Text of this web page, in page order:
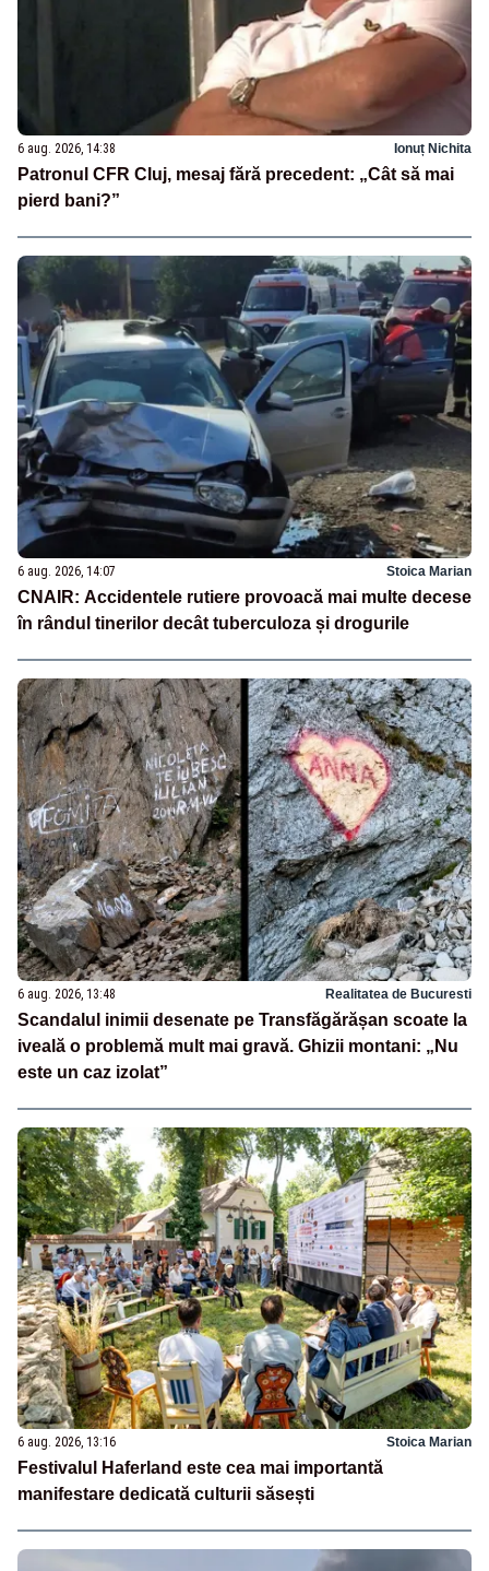
6 aug. 2026, 14:38 Ionuț Nichita
Patronul CFR Cluj, mesaj fără precedent: „Cât să mai
pierd bani?”
6 aug. 2026, 14:07 Stoica Marian
CNAIR: Accidentele rutiere provoacă mai multe decese
în rândul tinerilor decât tuberculoza și drogurile
6 aug. 2026, 13:48 Realitatea de Bucuresti
Scandalul inimii desenate pe Transfăgărășan scoate la
iveală o problemă mult mai gravă. Ghizii montani: „Nu
este un caz izolat”
6 aug. 2026, 13:16 Stoica Marian
Festivalul Haferland este cea mai importantă
manifestare dedicată culturii săsești